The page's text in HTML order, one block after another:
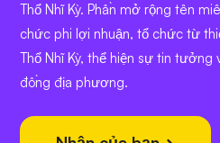
Thổ Nhĩ Kỳ. Phần mở rộng tên
chức phi lợi nhuận, tổ chức từ
Thổ Nhĩ Kỳ, thể hiện sự tin
đồng địa phương.